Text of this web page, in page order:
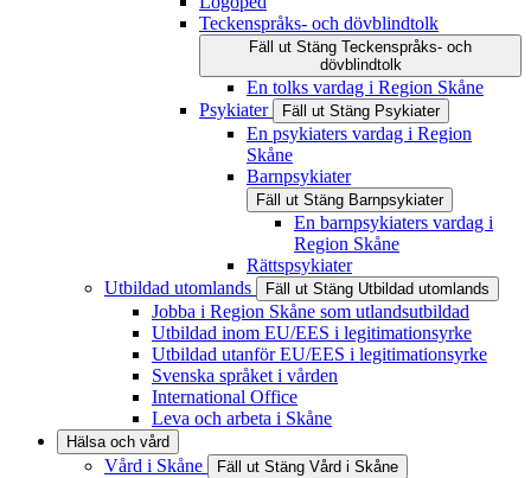
Teckenspråks- och dövblindtolk
Fäll ut Stäng Teckenspråks- och
dövblindtolk
En tolks vardag i Region Skåne
Psykiater
Fäll ut Stäng Psykiater
En psykiaters vardag i Region
Skåne
Barnpsykiater
Fäll ut Stäng Barnpsykiater
En barnpsykiaters vardag i
Region Skåne
Rättspsykiater
Utbildad utomlands
Fäll ut Stäng Utbildad utomlands
Jobba i Region Skåne som utlandsutbildad
Utbildad inom EU/EES i legitimationsyrke
Utbildad utanför EU/EES i legitimationsyrke
Svenska språket i vården
International Office
Leva och arbeta i Skåne
Hälsa och vård
Vård i Skåne Fäll ut Stäng Vård i Skåne